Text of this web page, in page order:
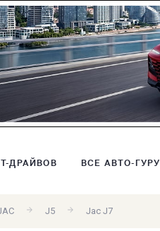
ДРАЙВОВ ВСЕ АВТО-ГУРУ
J5 Jac J7